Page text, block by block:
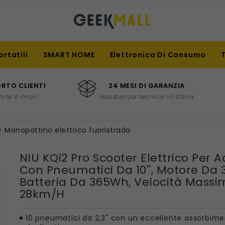
SMART HOME Elettronica Di Consumo
CLIENTI
e-mail
24 MESI DI GARANZIA
assistenza tecnica in Italia
Monopattino elettrico fuoristrada
NIU KQi2 Pro Scooter Elettrico Per
Con Pneumatici Da 10'', Motore Da
Batteria Da 365Wh, Velocità
28km/h
10 pneumatici da 2,3" con un eccellente